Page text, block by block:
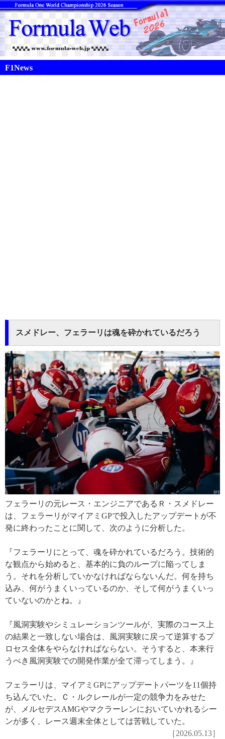
F1News
スメドレー、フェラーリは魂を砕かれているだろう
フェラーリの元レース・エンジニアであるＲ・スメドレー
は、フェラーリがマイアミGPで投入したアップデートが不
発に終わったことに関して、次のように分析した。
『フェラーリにとって、魂を砕かれているだろう。技術的
な観点から始めると、基本的に負のループに陥ってしま
う。それを分析していかなければならないんだ。何を持ち
込み、何がうまくいっているのか、そして何がうまくいっ
ていないのかとね。』
『風洞実験やシミュレーションツールが、実際のコース上
の結果と一致しない場合は、風洞実験に戻って逆算するプ
ロセス全体をやらなければならない。そうすると、本来行
うべき風洞実験での開発作業が全て滞ってしまう。』
フェラーリは、マイアミGPにアップデートパーツを11個持
ち込んでいた。Ｃ・ルクレールが一定の競争力をみせた
が、メルセデスAMGやマクラーレンにおいていかれるシー
ンが多く、レース週末全体としては苦戦していた。
［2026.05.13］